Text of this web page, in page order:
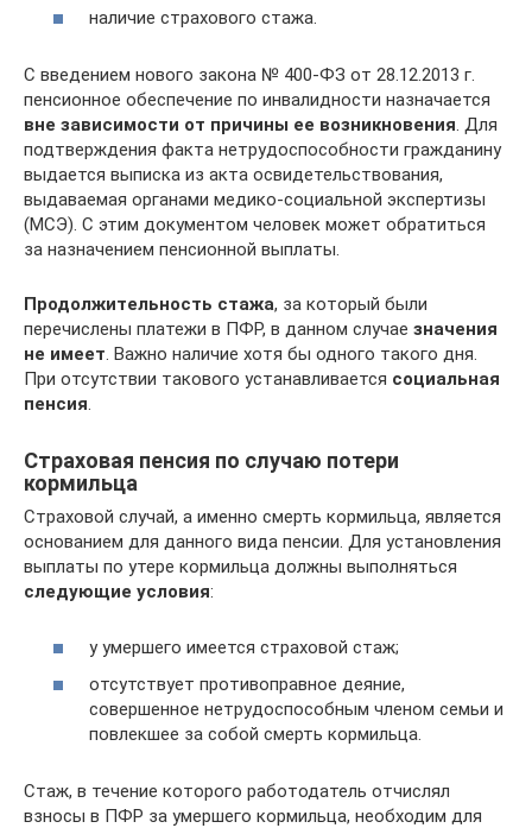
наличие страхового стажа.
С введением нового закона № 400-ФЗ от 28.12.2013 г.
пенсионное обеспечение по инвалидности назначается
вне зависимости от причины ее возникновения. Для
подтверждения факта нетрудоспособности гражданину
выдается выписка из акта освидетельствования,
выдаваемая органами медико-социальной экспертизы
(МСЭ). С этим документом человек может обратиться
за назначением пенсионной выплаты.
Продолжительность стажа, за который были
перечислены платежи в ПФР, в данном случае значения
не имеет. Важно наличие хотя бы одного такого дня.
При отсутствии такового устанавливается социальная
пенсия.
Страховая пенсия по случаю потери
кормильца
Страховой случай, а именно смерть кормильца, является
основанием для данного вида пенсии. Для установления
выплаты по утере кормильца должны выполняться
следующие условия:
у умершего имеется страховой стаж;
отсутствует противоправное деяние,
совершенное нетрудоспособным членом семьи и
повлекшее за собой смерть кормильца.
Стаж, в течение которого работодатель отчислял
взносы в ПФР за умершего кормильца, необходим для